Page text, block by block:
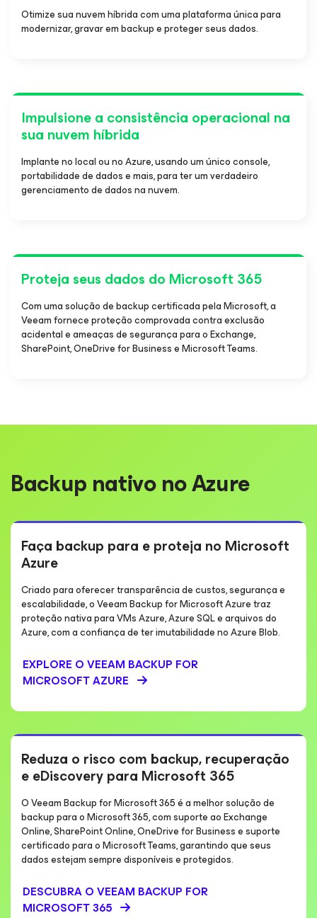
Otimize sua nuvem híbrida com uma plataforma única para
modernizar, gravar em backup e proteger seus dados.
Impulsione a consistência operacional na
sua nuvem híbrida
Implante no local ou no Azure, usando um único console,
portabilidade de dados e mais, para ter um verdadeiro
gerenciamento de dados na nuvem.
Proteja seus dados do Microsoft 365
Com uma solução de backup certificada pela Microsoft, a
Veeam fornece proteção comprovada contra exclusão
acidental e ameaças de segurança para o Exchange,
SharePoint, OneDrive for Business e Microsoft Teams.
Backup nativo no Azure
Faça backup para e proteja no Microsoft
Azure
Criado para oferecer transparência de custos, segurança e
escalabilidade, o Veeam Backup for Microsoft Azure traz
proteção nativa para VMs Azure, Azure SQL e arquivos do
Azure, com a confiança de ter imutabilidade no Azure Blob.
EXPLORE O VEEAM BACKUP FOR
MICROSOFT AZURE
Reduza o risco com backup, recuperação
e eDiscovery para Microsoft 365
O Veeam Backup for Microsoft 365 é a melhor solução de
backup para o Microsoft 365, com suporte ao Exchange
Online, SharePoint Online, OneDrive for Business e suporte
certificado para o Microsoft Teams, garantindo que seus
dados estejam sempre disponíveis e protegidos.
DESCUBRA O VEEAM BACKUP FOR
MICROSOFT 365